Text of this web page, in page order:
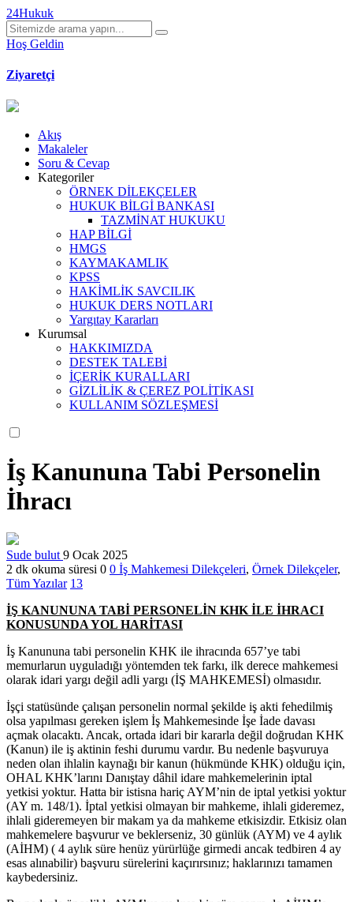
24Hukuk
Hoş Geldin
Ziyaretçi
Akış
Makaleler
Soru & Cevap
Kategoriler
ÖRNEK DİLEKÇELER
HUKUK BİLGİ BANKASI
TAZMİNAT HUKUKU
HAP BİLGİ
HMGS
KAYMAKAMLIK
KPSS
HAKİMLİK SAVCILIK
HUKUK DERS NOTLARI
Yargıtay Kararları
Kurumsal
HAKKIMIZDA
DESTEK TALEBİ
İÇERİK KURALLARI
GİZLİLİK & ÇEREZ POLİTİKASI
KULLANIM SÖZLEŞMESİ
İş Kanununa Tabi Personelin
İhracı
Sude bulut9 Ocak 2025
2 dk okuma süresi 0 0 İş Mahkemesi Dilekçeleri, Örnek Dilekçeler,
Tüm Yazılar 13
İŞ KANUNUNA TABİ PERSONELİN KHK İLE İHRACI
KONUSUNDA YOL HARİTASI
İş Kanununa tabi personelin KHK ile ihracında 657’ye tabi
memurlarun uyguladığı yöntemden tek farkı, ilk derece mahkemesi
olarak idari yargı değil adli yargı (İŞ MAHKEMESİ) olmasıdır.
İşçi statüsünde çalışan personelin normal şekilde iş akti fehedilmiş
olsa yapılması gereken işlem İş Mahkemesinde İşe İade davası
açmak olacaktı. Ancak, ortada idari bir kararla değil doğrudan KHK
(Kanun) ile iş aktinin feshi durumu vardır. Bu nedenle başvuruya
neden olan ihlalin kaynağı bir kanun (hükmünde KHK) olduğu için,
OHAL KHK’larını Danıştay dâhil idare mahkemelerinin iptal
yetkisi yoktur. Hatta bir istisna hariç AYM’nin de iptal yetkisi yoktur
(AY m. 148/1). İptal yetkisi olmayan bir mahkeme, ihlali gideremez,
ihlali gideremeyen bir makam ya da mahkeme etkisizdir. Etkisiz olan
mahkemelere başvurur ve beklerseniz, 30 günlük (AYM) ve 4 aylık
(AİHM) ( 4 aylık süre henüz yürürlüğe girmedi ancak tedbiren 4 ay
esas alınabilir) başvuru sürelerini kaçırırsınız; haklarınızı tamamen
kaybedersiniz.